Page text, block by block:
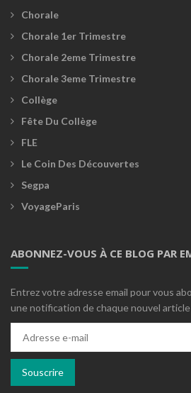
Chorale
Chorale 1er Trimestre
Chorale 2eme Trimestre
Chorale 3eme Trimestre
Collège
Fête Du Collège
FLE
Le Coin Des Découvertes
Segpa
VoyageParis
ABONNEZ-VOUS À CE BLOG PAR
Entrez votre adresse email pour vous
une notification de chaque nouvel article
mail
Souscrire